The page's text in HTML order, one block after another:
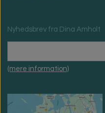
Nyhedsbrev fra Dina Amholt
(mere information)